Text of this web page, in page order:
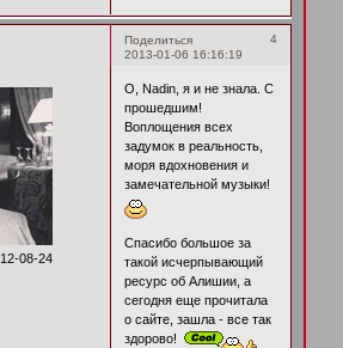
Поделиться
4
2013-01-06 16:16:19
08-24
О, Nadin, я и не знала. С
прошедшим!
Воплощения всех
задумок в реальность,
моря вдохновения и
замечательной музыки!
Спасибо большое за
такой исчерпывающий
ресурс об Алишии, а
сегодня еще прочитала
о сайте, зашла - все так
здорово!